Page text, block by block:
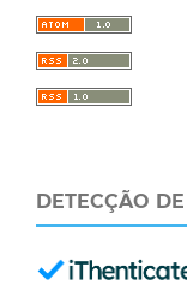
DETECÇÃO